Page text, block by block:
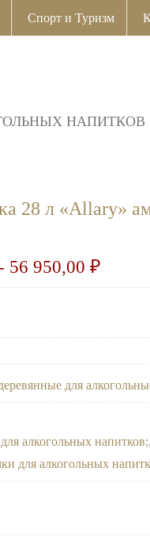
Спорт и Туризм
НАПИТКОВ
28 л «Allary»
56 950,00₽
для
алкогольных напитков ,
для алкогольных